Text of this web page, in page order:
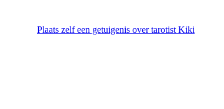
Plaats zelf een getuigenis over tarotist Kiki